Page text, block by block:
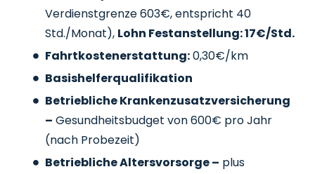
Verdienstgrenze 603€, entspricht 40
Std./Monat), Lohn Festanstellung: 17€/Std.
Fahrtkostenerstattung:0,30€/km
Basishelferqualifikation
Betriebliche Krankenzusatzversicherung
– Gesundheitsbudget von 600€ pro Jahr
(nach Probezeit)
Betriebliche Altersvorsorge – plus